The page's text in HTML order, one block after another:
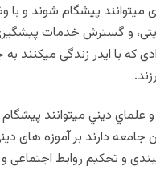
پیشگام شوند و با
و گسترش خدمات
که با ایدر زندگی میکنند به
دیني میتوانند پیشگام
جامعه دارند بر آموزه های
و تحكیم روابط اجتماعی